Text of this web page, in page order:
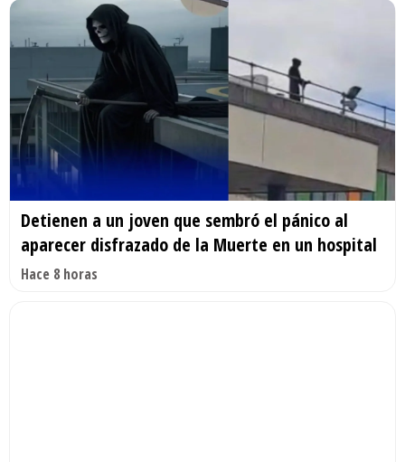
Detienen a un joven que sembró el pánico al
aparecer disfrazado de la Muerte en un hospital
Hace 8 horas